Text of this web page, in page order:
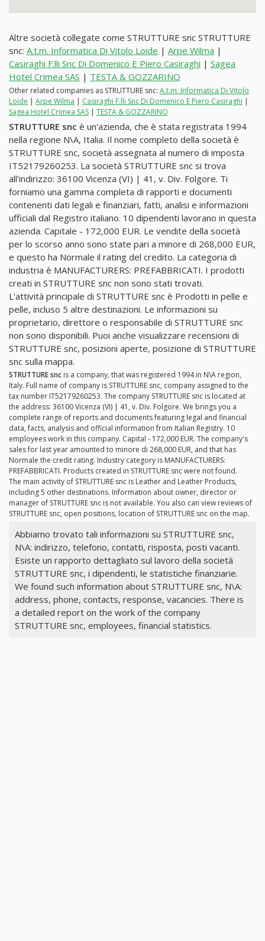
Altre società collegate come STRUTTURE snc STRUTTURE
snc: A.t.m. Informatica Di Vitolo Loide | Arpe Wilma |
Casiraghi F.lli Snc Di Domenico E Piero Casiraghi | Sagea
Hotel Crimea SAS | TESTA & GOZZARINO
Other related companies as STRUTTURE snc: A.t.m. Informatica Di Vitolo
Loide | Arpe Wilma | Casiraghi F.lli Snc Di Domenico E Piero Casiraghi |
Sagea Hotel Crimea SAS | TESTA & GOZZARINO
STRUTTURE snc è un'azienda, che è stata registrata 1994
nella regione N\A, Italia. Il nome completo della società è
STRUTTURE snc, società assegnata al numero di imposta
IT52179260253. La società STRUTTURE snc si trova
all'indirizzo: 36100 Vicenza (VI) | 41, v. Div. Folgore. Ti
forniamo una gamma completa di rapporti e documenti
contenenti dati legali e finanziari, fatti, analisi e informazioni
ufficiali dal Registro italiano. 10 dipendenti lavorano in questa
azienda. Capitale - 172,000 EUR. Le vendite della società
per lo scorso anno sono state pari a minore di 268,000 EUR,
e questo ha Normale il rating del credito. La categoria di
industria è MANUFACTURERS: PREFABBRICATI. I prodotti
creati in STRUTTURE snc non sono stati trovati.
L'attività principale di STRUTTURE snc è Prodotti in pelle e
pelle, incluso 5 altre destinazioni. Le informazioni su
proprietario, direttore o responsabile di STRUTTURE snc
non sono disponibili. Puoi anche visualizzare recensioni di
STRUTTURE snc, posizioni aperte, posizione di STRUTTURE
snc sulla mappa.
STRUTTURE snc is a company, that was registered 1994 in N\A region,
Italy. Full name of company is STRUTTURE snc, company assigned to the
tax number IT52179260253. The company STRUTTURE snc is located at
the address: 36100 Vicenza (VI) | 41, v. Div. Folgore. We brings you a
complete range of reports and documents featuring legal and financial
data, facts, analysis and official information from Italian Registry. 10
employees work in this company. Capital - 172,000 EUR. The company's
sales for last year amounted to minore di 268,000 EUR, and that has
Normale the credit rating. Industry category is MANUFACTURERS:
PREFABBRICATI. Products created in STRUTTURE snc were not found.
The main activity of STRUTTURE snc is Leather and Leather Products,
including 5 other destinations. Information about owner, director or
manager of STRUTTURE snc is not available. You also can view reviews of
STRUTTURE snc, open positions, location of STRUTTURE snc on the map.
Abbiamo trovato tali informazioni su STRUTTURE snc,
N\A: indirizzo, telefono, contatti, risposta, posti vacanti.
Esiste un rapporto dettagliato sul lavoro della società
STRUTTURE snc, i dipendenti, le statistiche finanziarie.
We found such information about STRUTTURE snc, N\A:
address, phone, contacts, response, vacancies. There is
a detailed report on the work of the company
STRUTTURE snc, employees, financial statistics.